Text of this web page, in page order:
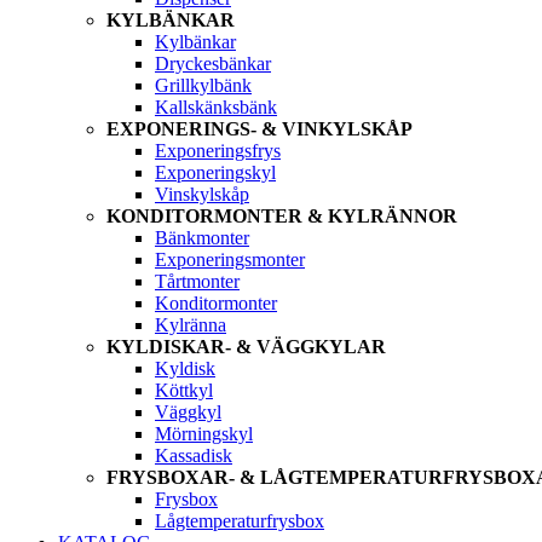
KYLBÄNKAR
Kylbänkar
Dryckesbänkar
Grillkylbänk
Kallskänksbänk
EXPONERINGS- & VINKYLSKÅP
Exponeringsfrys
Exponeringskyl
Vinskylskåp
KONDITORMONTER & KYLRÄNNOR
Bänkmonter
Exponeringsmonter
Tårtmonter
Konditormonter
Kylränna
KYLDISKAR- & VÄGGKYLAR
Kyldisk
Köttkyl
Väggkyl
Mörningskyl
Kassadisk
FRYSBOXAR- &
Frysbox
Lågtemperaturfrysbox